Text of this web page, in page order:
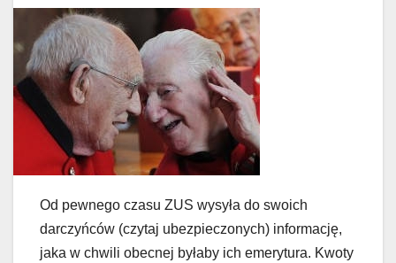
Od pewnego czasu ZUS wysyła do swoich
darczyńców (czytaj ubezpieczonych) informację,
jaka w chwili obecnej byłaby ich emerytura. Kwoty